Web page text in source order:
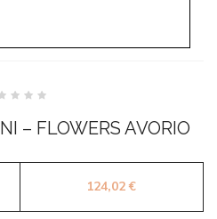
– FLOWERS AVORIO
124,02€